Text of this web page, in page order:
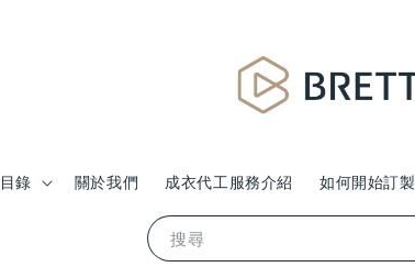
搜尋
錄 關於我們 成衣代工服務介紹 如何開始訂製